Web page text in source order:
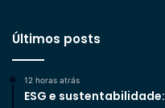
Últimos posts
12 horas atrás
ESG e